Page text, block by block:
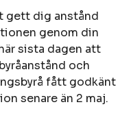
gett dig anstånd
genom din
sista dagen att
och
fått godkänt
senare än 2 maj.